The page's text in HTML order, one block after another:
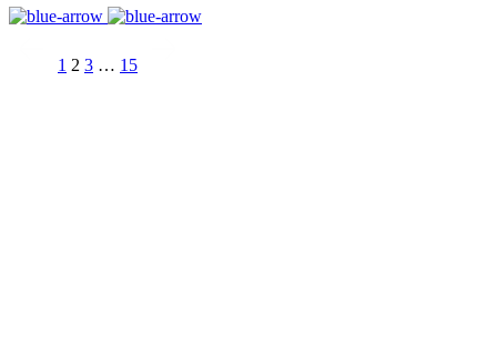
1 2 3 … 15